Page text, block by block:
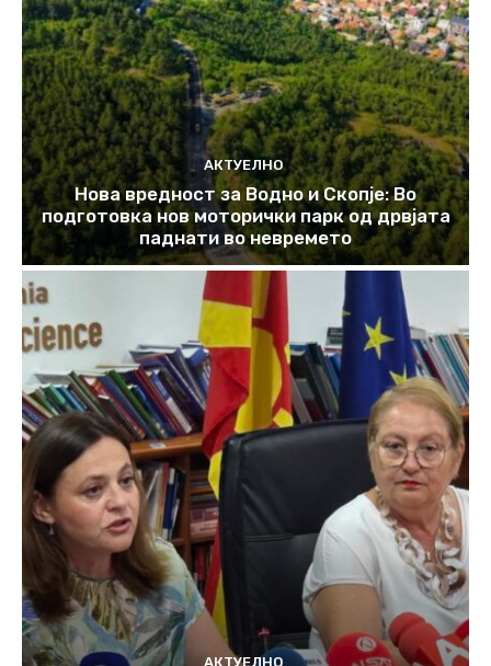
АКТУЕЛНО
Нова вредност за Водно и Скопје: Во
подготовка нов моторички парк од дрвјата
паднати во невремето
АКТУЕЛНО